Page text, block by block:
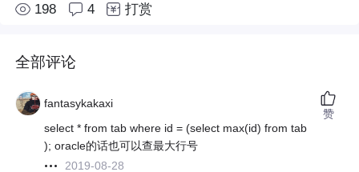
198 4 打赏
全部评论
fantasykakaxi
select * from tab where id = (select max(id) from tab
); oracle的话也可以查最大行号
2019-08-28
赞